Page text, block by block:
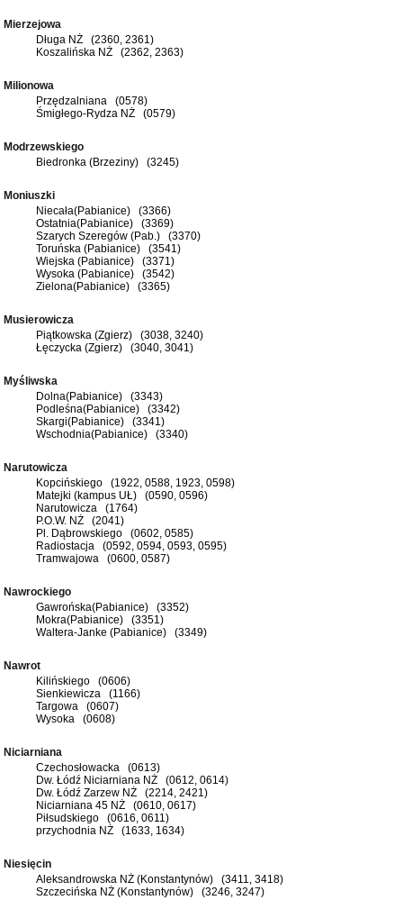
Mierzejowa
Długa NŻ (2360, 2361)
Koszalińska NŻ (2362, 2363)
Milionowa
Przędzalniana (0578)
Śmigłego-Rydza NŻ (0579)
Modrzewskiego
Biedronka (Brzeziny) (3245)
Moniuszki
Niecała(Pabianice) (3366)
Ostatnia(Pabianice) (3369)
Szarych Szeregów (Pab.) (3370)
Toruńska (Pabianice) (3541)
Wiejska (Pabianice) (3371)
Wysoka (Pabianice) (3542)
Zielona(Pabianice) (3365)
Musierowicza
Piątkowska (Zgierz) (3038, 3240)
Łęczycka (Zgierz) (3040, 3041)
Myśliwska
Dolna(Pabianice) (3343)
Podleśna(Pabianice) (3342)
Skargi(Pabianice) (3341)
Wschodnia(Pabianice) (3340)
Narutowicza
Kopcińskiego (1922, 0588, 1923, 0598)
Matejki (kampus UŁ) (0590, 0596)
Narutowicza (1764)
P.O.W. NŻ (2041)
Pl. Dąbrowskiego (0602, 0585)
Radiostacja (0592, 0594, 0593, 0595)
Tramwajowa (0600, 0587)
Nawrockiego
Gawrońska(Pabianice) (3352)
Mokra(Pabianice) (3351)
Waltera-Janke (Pabianice) (3349)
Nawrot
Kilińskiego (0606)
Sienkiewicza (1166)
Targowa (0607)
Wysoka (0608)
Niciarniana
Czechosłowacka (0613)
Dw. Łódź Niciarniana NŻ (0612, 0614)
Dw. Łódź Zarzew NŻ (2214, 2421)
Niciarniana 45 NŻ (0610, 0617)
Piłsudskiego (0616, 0611)
przychodnia NŻ (1633, 1634)
Niesięcin
Aleksandrowska NŻ (Konstantynów) (3411, 3418)
Szczecińska NŻ (Konstantynów) (3246, 3247)